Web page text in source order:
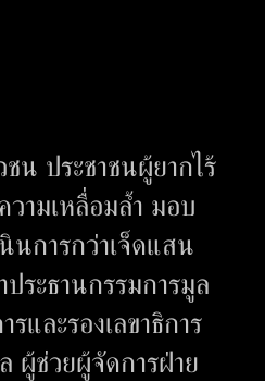
น ประชาชนผู้ยากไร้
ามเหลื่อมล้ำ มอบ
นการกว่าเจ็ดแสน
ระธานกรรมการมูล
และรองเลขาธิการ
ผู้ช่วยผู้จัดการฝ่าย